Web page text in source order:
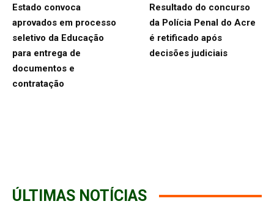
Estado convoca
aprovados em processo
seletivo da Educação
para entrega de
documentos e
contratação
Resultado do concurso
da Polícia Penal do Acre
é retificado após
decisões judiciais
ÚLTIMAS NOTÍCIAS